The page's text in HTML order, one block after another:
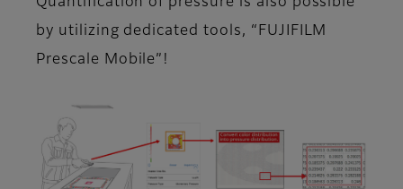
Quantification of pressure is also possible
by utilizing dedicated tools, “FUJIFILM
Prescale Mobile”!